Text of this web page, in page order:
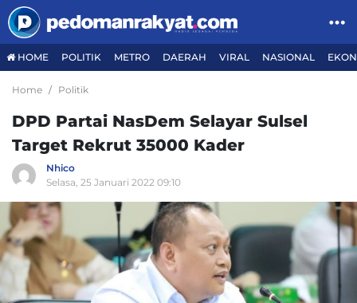
HOME POLITIK METRO DAERAH VIRAL NASIONAL
Home Politik
DPD Partai NasDem Selayar Sulsel
Target Rekrut 35000 Kader
Nhico
Selasa, 25 Januari 2022 09:10